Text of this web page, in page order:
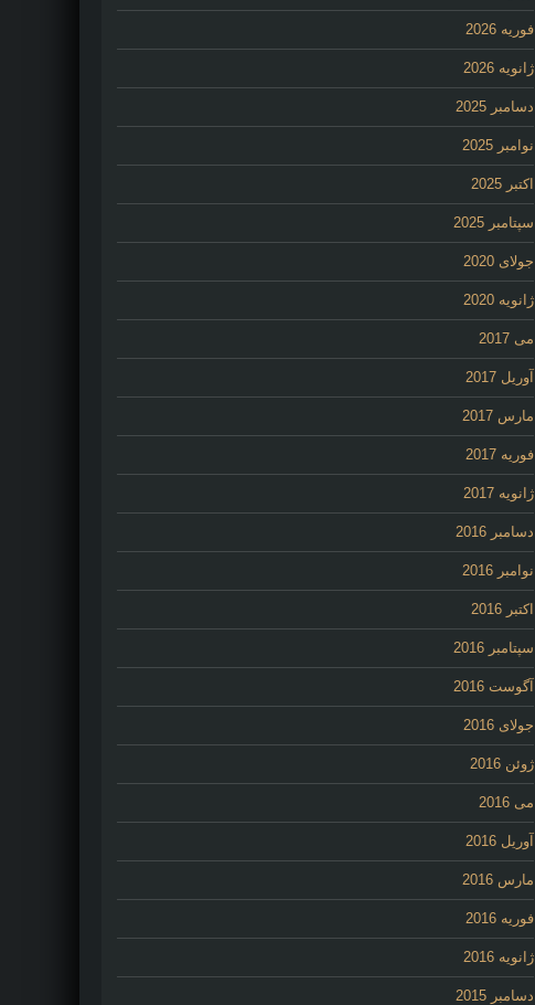
فوریه 2026
ژانویه 2026
دسامبر 2025
نوامبر 2025
اکتبر 2025
سپتامبر 2025
جولای 2020
ژانویه 2020
می 2017
آوریل 2017
مارس 2017
فوریه 2017
ژانویه 2017
دسامبر 2016
نوامبر 2016
اکتبر 2016
سپتامبر 2016
آگوست 2016
جولای 2016
ژوئن 2016
می 2016
آوریل 2016
مارس 2016
فوریه 2016
ژانویه 2016
دسامبر 2015